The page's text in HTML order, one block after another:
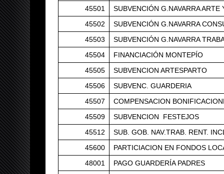
45501
SUBVENCIÓN G.NAVARRA ARTE
45502
SUBVENCIÓN G.NAVARRA
45503
SUBVENCIÓN G.NAVARRA
45504
FINANCIACIÓN MONTEPÍO
45505
SUBVENCION ARTESPARTO
45506
SUBVENC. GUARDERIA
45507
COMPENSACION
45509
SUBVENCION FESTEJOS
45512
SUB. GOB. NAV.TRAB. RENT.
45600
PARTICIACION EN FONDOS
48001
PAGO GUARDERÍA PADRES